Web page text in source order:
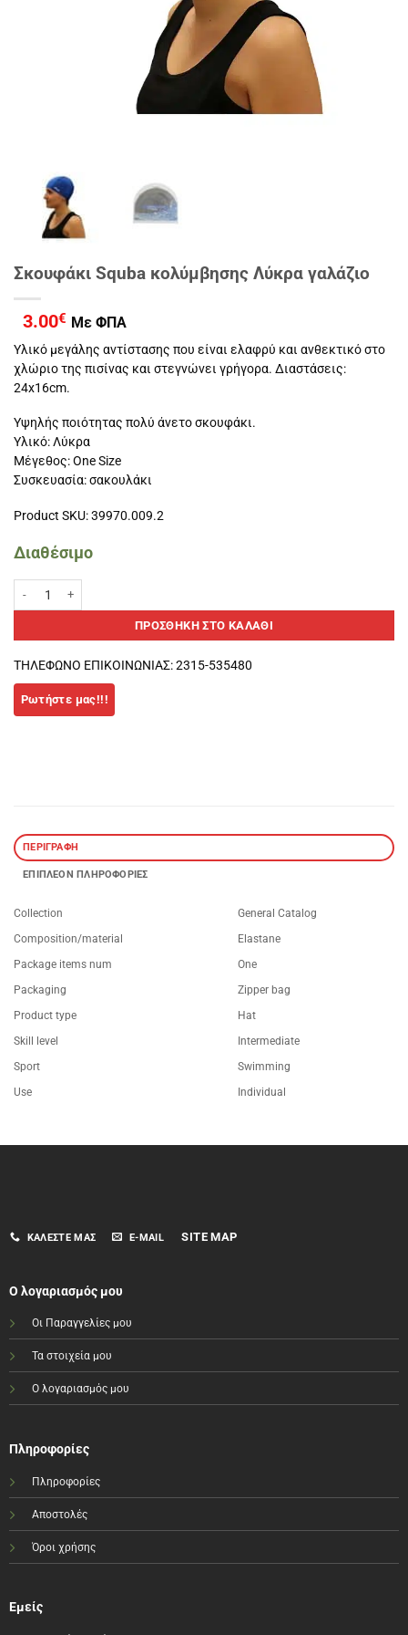
Σκουφάκι Squba κολύμβησης Λύκρα γαλάζιο
3.00€ Με ΦΠΑ
Yλικό μεγάλης αντίστασης που είναι ελαφρύ και ανθεκτικό στο
χλώριο της πισίνας και στεγνώνει γρήγορα. Διαστάσεις:
24x16cm.
Υψηλής ποιότητας πολύ άνετο σκουφάκι.
Υλικό: Λύκρα
Μέγεθος: One Size
Συσκευασία: σακουλάκι
Product SKU: 39970.009.2
Διαθέσιμο
ΠΡΟΣΘΉΚΗ ΣΤΟ ΚΑΛΆΘΙ
ΤΗΛΕΦΩΝΟ ΕΠΙΚΟΙΝΩΝΙΑΣ: 2315-535480
ΠΕΡΙΓΡΑΦΉ
ΕΠΙΠΛΈΟΝ ΠΛΗΡΟΦΟΡΊΕΣ
Collection
General Catalog
Composition/material
Elastane
Package items num
One
Packaging
Zipper bag
Product type
Hat
Skill level
Intermediate
Sport
Swimming
Use
Individual
ΚΑΛΈΣΤΕ ΜΑΣ E-MAIL SITE MAP
Ο λογαριασμός μου
Οι Παραγγελίες μου
Τα στοιχεία μου
Ο λογαριασμός μου
Πληροφορίες
Πληροφορίες
Αποστολές
Όροι χρήσης
Εμείς